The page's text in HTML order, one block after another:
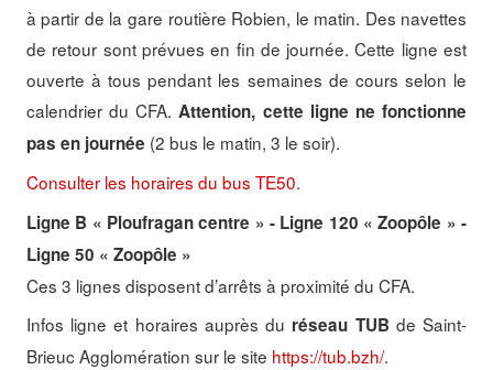
à partir de la gare routière Robien, le matin. Des navettes
de retour sont prévues en fin de journée. Cette ligne est
ouverte à tous pendant les semaines de cours selon le
calendrier du CFA.Attention, cette ligne ne fonctionne
pas en journée (2 bus le matin, 3 le soir).
Consulter les horaires du bus TE50.
Ligne B « Ploufragan centre » - Ligne 120 « Zoopôle » -
Ligne 50 « Zoopôle »
Ces 3 lignes disposent d’arrêts à proximité du CFA.
Infos ligne et horaires auprès du réseau TUB de Saint-
Brieuc Agglomération sur le site https://tub.bzh/.